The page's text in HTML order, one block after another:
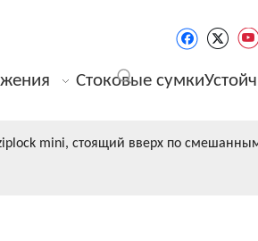
Стоковые сумки
mini, стоящий вверх по